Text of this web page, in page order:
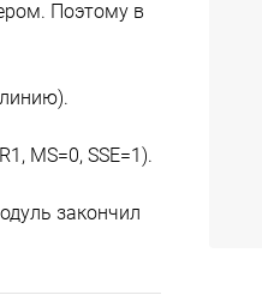
Поэтому в
MS=0, SSE=1).
закончил